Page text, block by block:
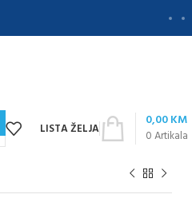
LISTA ŽELJA 0Artikala
0,00KM